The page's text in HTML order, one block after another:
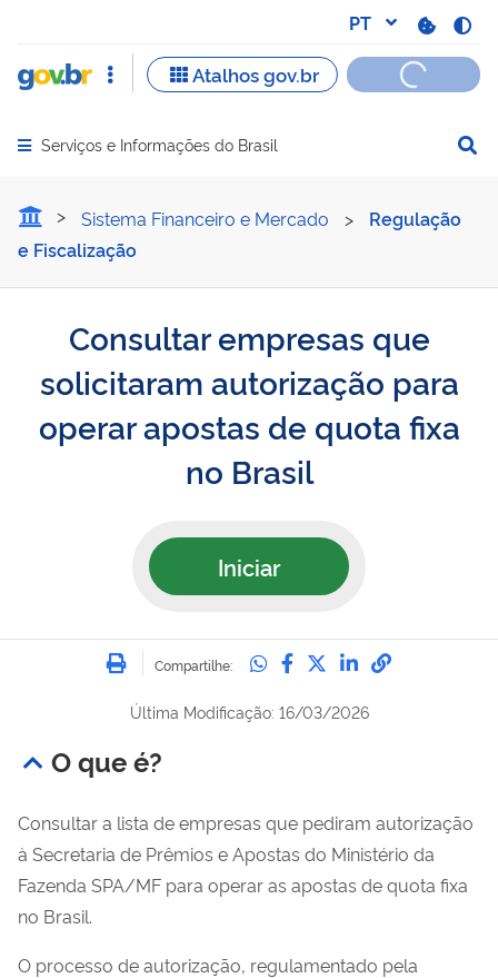
Abrir menu principal de navegação
Serviços e Informações do Brasil
Consultar empresas que
Sistema Financeiro e Mercado >
Regulação
e Fiscalização
Consultar empresas que
solicitaram autorização para
operar apostas de quota fixa
no Brasil
Iniciar
Imprimir
Compartilhe: Compartilhe no
Compartilhe no
Compartilhe no
Compartilhe
Última Modificação: 16/03/2026
O que é?
Consultar a lista de empresas que pediram autorização
à Secretaria de Prêmios e Apostas do Ministério da
Fazenda SPA/MF para operar as apostas de quota fixa
no Brasil.
O processo de autorização, regulamentado pela